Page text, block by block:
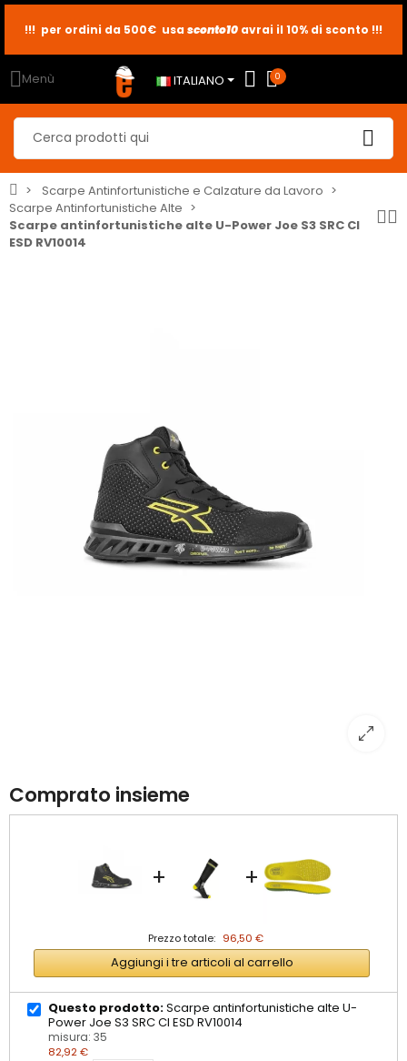
sconto2
sconto5
sconto10
Menù ITALIANO 0
Scarpe Antinfortunistiche e Calzature da Lavoro
Scarpe Antinfortunistiche Alte
Scarpe antinfortunistiche alte U-Power Joe S3 SRC CI
ESD RV10014
Comprato insieme
+ +
Prezzo totale: 96,50 €
Aggiungi i tre articoli al carrello
Questo prodotto:Scarpe antinfortunistiche alte U-
Power Joe S3 SRC CI ESD RV10014
misura: 35
82,92 €